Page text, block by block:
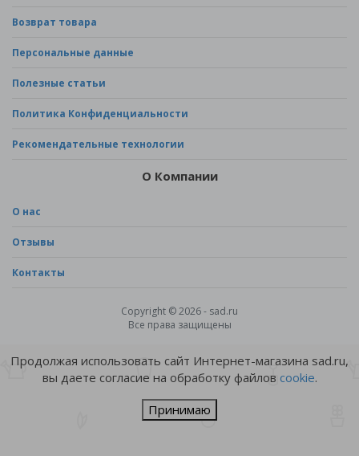
Возврат товара
Персональные данные
Полезные статьи
Политика Конфиденциальности
Рекомендательные технологии
О Компании
О нас
Отзывы
Контакты
Copyright © 2026 - sad.ru
Все права защищены
Продолжая использовать сайт Интернет-магазина sad.ru,
вы даете согласие на обработку файлов cookie.
Принимаю